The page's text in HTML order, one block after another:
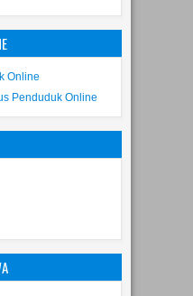
Online
Penduduk Online